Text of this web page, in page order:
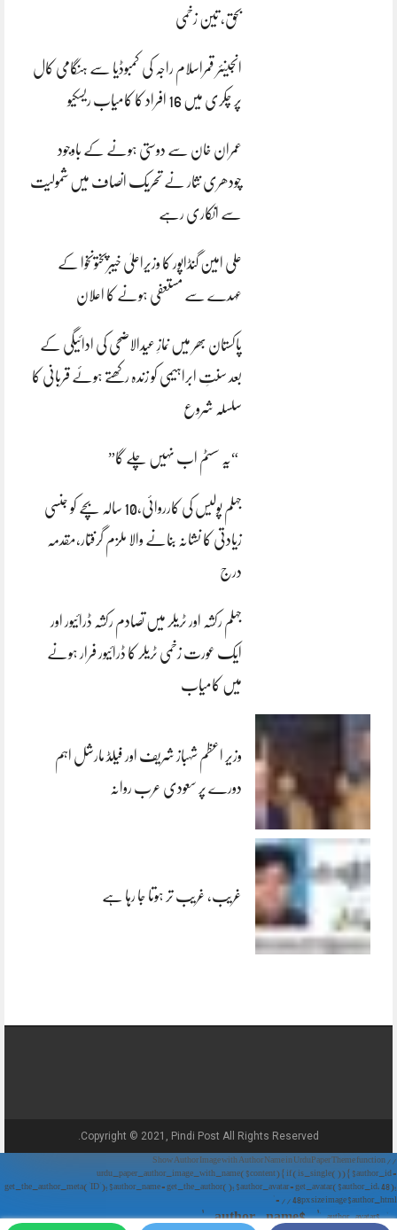
بحق، تین زخمی
انجینئر قمراسلام راجہ کی کمبوڈیا سے ہنگامی کال
پر چکری میں 16 افراد کا کامیاب ریسکیو
عمران خان سے دوستی ہونے کے باوجود
چودھری نثار نے تحریک انصاف میں شمولیت
سے انکاری رہے
علی امین گنڈاپور کا وزیراعلیٰ خیبرپختونخوا کے
عہدے سے مستعفی ہونے کا اعلان
پاکستان بھر میں نمازِ عیدالاضحی کی ادائیگی کے
بعد سنتِ ابراہیمی کو زندہ رکھتے ہوئے قربانی کا
سلسلہ شروع
“یہ سسٹم اب نہیں چلے گا”
جہلم پولیس کی کارروائی،10 سالہ بچے کو جنسی
زیادتی کا نشانہ بنانے والا ملزم گرفتار،مقدمہ
درج
جہلم رکشہ اور ٹریلر میں تصادم رکشہ ڈرائیور اور
ایک عورت زخمی ٹریلر کا ڈرائیور فرار ہونے
میں کامیاب
وزیر اعظم شہباز شریف اور فیلڈ مارشل اہم
دورے پر سعودی عرب روانہ
غریب، غریب تر ہوتا جا رہا ہے
Copyright © 2021, Pindi Post All Rights Reserved.
// Show Author Image with Author Name in UrduPaper Theme function
urdu_paper_author_image_with_name($content) { if (is_single()) { $author_id =
get_the_author_meta('ID'); $author_name = get_the_author(); $author_avatar = get_avatar($author_id, 48);
// 48px size image $author_html = '
' . $author_avatar . '
' . $author_name . '